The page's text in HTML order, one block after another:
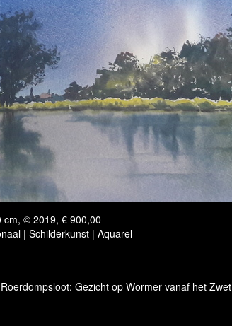
cm, © 2019, € 900,00
| Schilderkunst | Aquarel
Gezicht op Wormer vanaf het Zwet